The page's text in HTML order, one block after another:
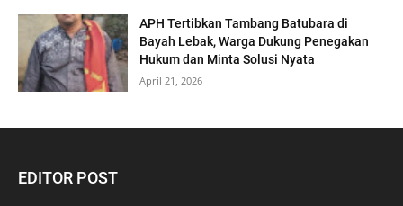
APH Tertibkan Tambang Batubara di
Bayah Lebak, Warga Dukung Penegakan
Hukum dan Minta Solusi Nyata
April 21, 2026
EDITOR POST